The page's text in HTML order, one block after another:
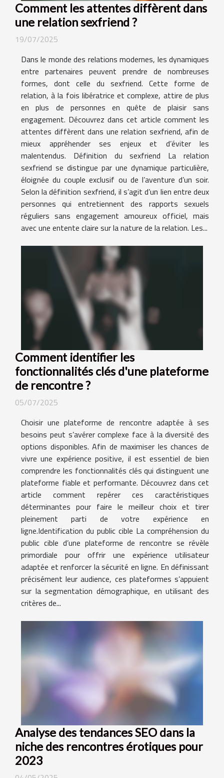
Comment les attentes diffèrent dans
une relation sexfriend ?
19/07/2025
Dans le monde des relations modernes, les dynamiques
entre partenaires peuvent prendre de nombreuses
formes, dont celle du sexfriend. Cette forme de
relation, à la fois libératrice et complexe, attire de plus
en plus de personnes en quête de plaisir sans
engagement. Découvrez dans cet article comment les
attentes diffèrent dans une relation sexfriend, afin de
mieux appréhender ses enjeux et d’éviter les
malentendus. Définition du sexfriend La relation
sexfriend se distingue par une dynamique particulière,
éloignée du couple exclusif ou de l’aventure d’un soir.
Selon la définition sexfriend, il s’agit d’un lien entre deux
personnes qui entretiennent des rapports sexuels
réguliers sans engagement amoureux officiel, mais
avec une entente claire sur la nature de la relation. Les...
Comment identifier les
fonctionnalités clés d'une plateforme
de rencontre ?
05/07/2025
Choisir une plateforme de rencontre adaptée à ses
besoins peut s’avérer complexe face à la diversité des
options disponibles. Afin de maximiser les chances de
vivre une expérience positive, il est essentiel de bien
comprendre les fonctionnalités clés qui distinguent une
plateforme fiable et performante. Découvrez dans cet
article comment repérer ces caractéristiques
déterminantes pour faire le meilleur choix et tirer
pleinement parti de votre expérience en
ligne.Identification du public cible La compréhension du
public cible d’une plateforme de rencontre se révèle
primordiale pour offrir une expérience utilisateur
adaptée et renforcer la sécurité en ligne. En définissant
précisément leur audience, ces plateformes s’appuient
sur la segmentation démographique, en utilisant des
critères de...
Analyse des tendances SEO dans la
niche des rencontres érotiques pour
2023